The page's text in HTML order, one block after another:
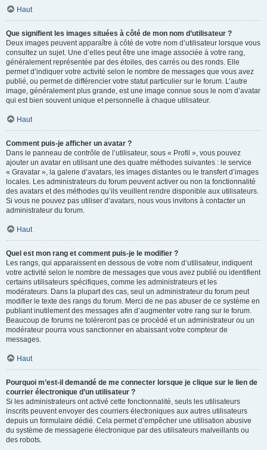
Haut
Que signifient les images situées à côté de mon nom d’utilisateur ?
Deux images peuvent apparaître à côté de votre nom d’utilisateur lorsque vous
consultez un sujet. Une d’elles peut être une image associée à votre rang,
généralement représentée par des étoiles, des carrés ou des ronds. Elle
permet d’indiquer votre activité selon le nombre de messages que vous avez
publié, ou permet de différencier votre statut particulier sur le forum. L’autre
image, généralement plus grande, est une image connue sous le nom d’avatar
qui est bien souvent unique et personnelle à chaque utilisateur.
Haut
Comment puis-je afficher un avatar ?
Dans le panneau de contrôle de l’utilisateur, sous « Profil », vous pouvez
ajouter un avatar en utilisant une des quatre méthodes suivantes : le service
« Gravatar », la galerie d’avatars, les images distantes ou le transfert d’images
locales. Les administrateurs du forum peuvent activer ou non la fonctionnalité
des avatars et des méthodes qu’ils veuillent rendre disponible aux utilisateurs.
Si vous ne pouvez pas utiliser d’avatars, nous vous invitons à contacter un
administrateur du forum.
Haut
Quel est mon rang et comment puis-je le modifier ?
Les rangs, qui apparaissent en dessous de votre nom d’utilisateur, indiquent
votre activité selon le nombre de messages que vous avez publié ou identifient
certains utilisateurs spécifiques, comme les administrateurs et les
modérateurs. Dans la plupart des cas, seul un administrateur du forum peut
modifier le texte des rangs du forum. Merci de ne pas abuser de ce système en
publiant inutilement des messages afin d’augmenter votre rang sur le forum.
Beaucoup de forums ne toléreront pas ce procédé et un administrateur ou un
modérateur pourra vous sanctionner en abaissant votre compteur de
messages.
Haut
Pourquoi m’est-il demandé de me connecter lorsque je clique sur le lien de
courrier électronique d’un utilisateur ?
Si les administrateurs ont activé cette fonctionnalité, seuls les utilisateurs
inscrits peuvent envoyer des courriers électroniques aux autres utilisateurs
depuis un formulaire dédié. Cela permet d’empêcher une utilisation abusive
du système de messagerie électronique par des utilisateurs malveillants ou
des robots.